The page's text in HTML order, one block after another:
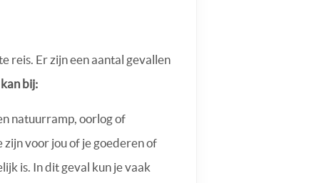
reis. Er zijn een aantal gevallen
bij:
natuurramp, oorlog of
voor jou of je goederen of
is. In dit geval kun je vaak